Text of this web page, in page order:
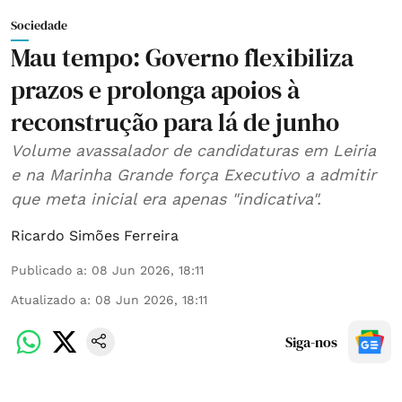
Sociedade
Mau tempo: Governo flexibiliza
prazos e prolonga apoios à
reconstrução para lá de junho
Volume avassalador de candidaturas em Leiria
e na Marinha Grande força Executivo a admitir
que meta inicial era apenas "indicativa".
Ricardo Simões Ferreira
Publicado a: 08 Jun 2026, 18:11
Atualizado a: 08 Jun 2026, 18:11
Siga-nos